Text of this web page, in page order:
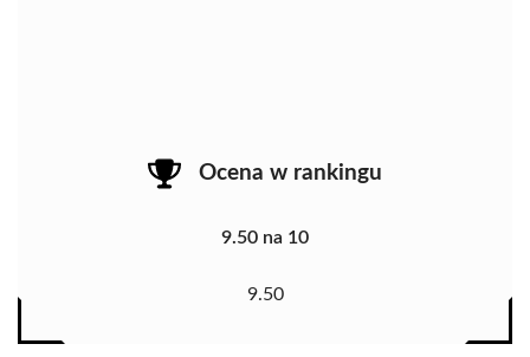
Ocena w rankingu
9.50 na 10
9.50